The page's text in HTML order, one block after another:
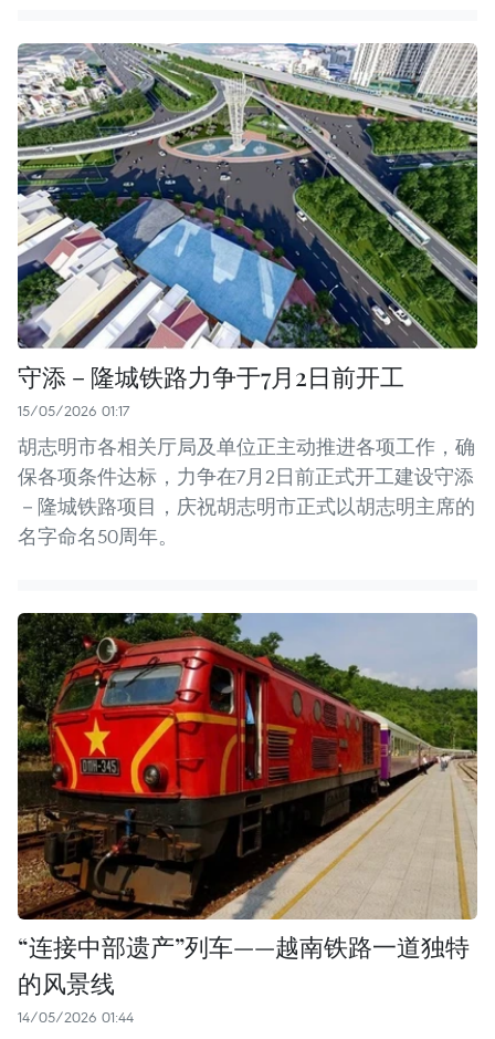
守添－隆城铁路力争于7月2日前开工
15/05/2026 01:17
胡志明市各相关厅局及单位正主动推进各项工作，确
保各项条件达标，力争在7月2日前正式开工建设守添
－隆城铁路项目，庆祝胡志明市正式以胡志明主席的
名字命名50周年。
“连接中部遗产”列车——越南铁路一道独特
的风景线
14/05/2026 01:44